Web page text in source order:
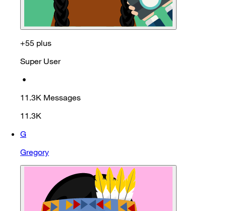
+55 plus
Super User
•
11.3K Messages
11.3K
G
Gregory